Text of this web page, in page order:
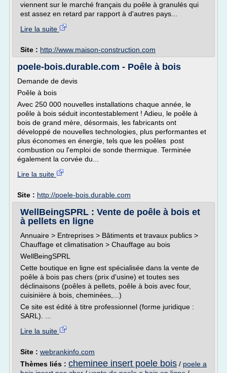
viennent sur le marché français du poêle à granulés qui
est assez en retard par rapport à d'autres pays...
Lire la suite
Site : http://www.maison-construction.com
poele-bois.durable.com - Poêle à bois
Demande de devis
Poêle à bois
Avec 250 000 nouvelles installations chaque année, le
poêle à bois séduit incontestablement ! Adieu, le poêle à
bois de grand mère, désormais, les fabricants ont
développé de nouvelles technologies, plus performantes et
plus économes en énergie, tels que les poêles post
combustion ou l'emploi de sonde thermique. Terminée
également la corvée du...
Lire la suite
Site : http://poele-bois.durable.com
WellBeingSPRL : Vente de poêle à bois et
à pellets en ligne
Annuaire > Entreprises > Bâtiments et travaux publics >
Chauffage et climatisation > Chauffage au bois
WellBeingSPRL
Cette boutique en ligne est spécialisée dans la vente de
poêle à bois pas chers (prix d'usine) et toutes ses
déclinaisons (poêles à pellets, poêle à bois avec four,
cuisinière à bois, cheminées,...)
Ce site est édité à titre professionnel (forme juridique :
SARL). ...
Lire la suite
Site : webrankinfo.com
Thèmes liés : cheminee insert poele bois / poele a